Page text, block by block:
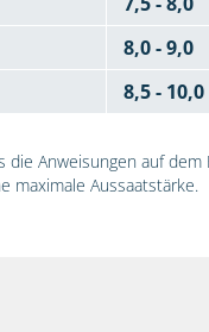
8,0 - 9,0
8,5 - 10,0
Anweisungen auf
maximale Aussaatstärke.